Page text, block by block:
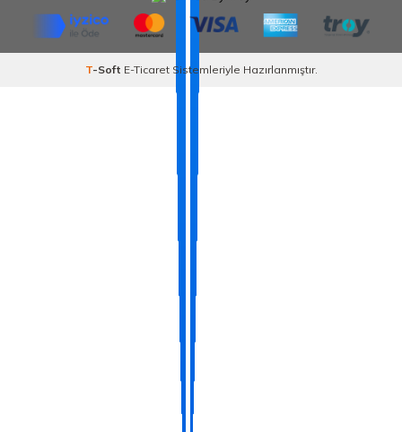
T-Soft E-TicaretSistemleriyle Hazırlanmıştır.